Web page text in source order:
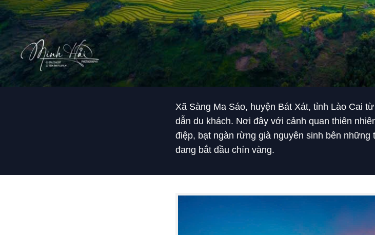
Xã Sàng Ma Sáo, huyện Bát Xát, tỉnh Lào Cai
dẫn du khách. Nơi đây với cảnh quan thiên
điệp, bạt ngàn rừng già nguyên sinh bên những
đang bắt đầu chín vàng.